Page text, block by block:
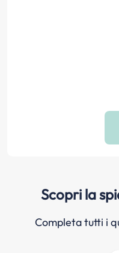
Scopri la
Completa tutti i